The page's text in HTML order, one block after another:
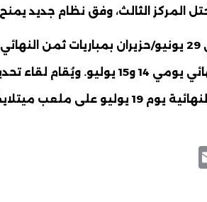
المركز الثالث، وفق نظام جديد
وتبدأ الأدوار الإقصائية في 29 يونيو/حزيران
ميتلايف في نيويورك.